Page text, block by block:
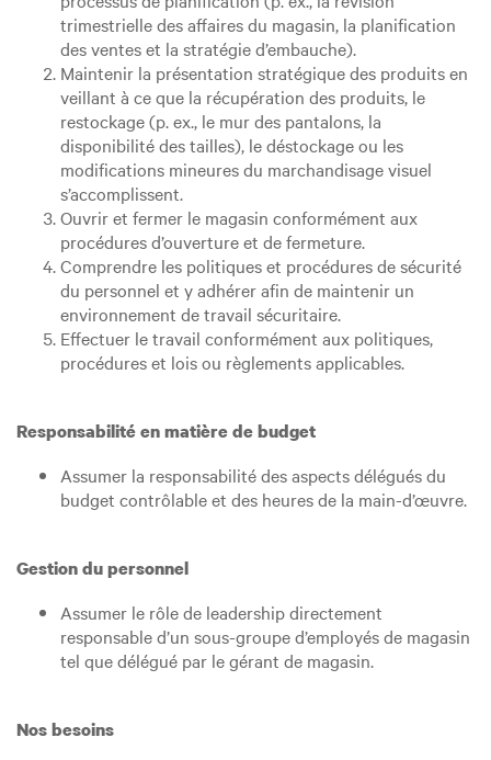
trimestrielle des affaires du magasin, la planification
des ventes et la stratégie d’embauche).
Maintenir la présentation stratégique des produits en
veillant à ce que la récupération des produits, le
restockage (p. ex., le mur des pantalons, la
disponibilité des tailles), le déstockage ou les
modifications mineures du marchandisage visuel
s’accomplissent.
Ouvrir et fermer le magasin conformément aux
procédures d’ouverture et de fermeture.
Comprendre les politiques et procédures de sécurité
du personnel et y adhérer afin de maintenir un
environnement de travail sécuritaire.
Effectuer le travail conformément aux politiques,
procédures et lois ou règlements applicables.
Responsabilité en matière de budget
Assumer la responsabilité des aspects délégués du
budget contrôlable et des heures de la main-d’œuvre.
Gestion du personnel
Assumer le rôle de leadership directement
responsable d’un sous-groupe d’employés de magasin
tel que délégué par le gérant de magasin.
Nos besoins